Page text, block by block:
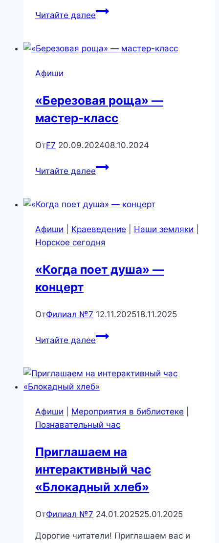
Читайте далееМастер-
подано!»
Афиши
«Березовая роща» —
мастер-класс
ОтF7 20.09.202408.10.2024
Читайте далее«Березовая
мастер-
Афиши
Краеведение Наши земляки
Норское сегодня
«Когда поет душа» —
концерт
ОтФилиал №7 12.11.202518.11.2025
Читайте далее«Когда
—
концерт
Афиши Мероприятия в библиотеке
Познавательный час
Приглашаем на
интерактивный час
«Блокадный хлеб»
ОтФилиал №7 24.01.202525.01.2025
Дорогие читатели! Приглашаем вас и